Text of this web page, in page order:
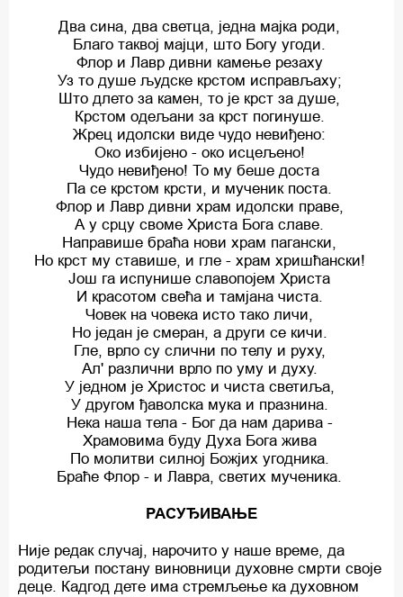
Два сина, два светца, једна мајка роди,
Благо таквој мајци, што Богу угоди.
Флор и Лавр дивни камење резаху
Уз то душе људске крстом исправљаху;
Што длето за камен, то је крст за душе,
Крстом одељани за крст погинуше.
Жрец идолски виде чудо невиђено:
Око избијено - око исцељено!
Чудо невиђено! То му беше доста
Па се крстом крсти, и мученик поста.
Флор и Лавр дивни храм идолски праве,
А у срцу своме Христа Бога славе.
Направише браћа нови храм пагански,
Но крст му ставише, и гле - храм хришћански!
Још га испунише славопојем Христа
И красотом свећа и тамјана чиста.
Човек на човека исто тако личи,
Но један је смеран, а други се кичи.
Гле, врло су слични по телу и руху,
Ал' различни врло по уму и духу.
У једном је Христос и чиста светиља,
У другом ђаволска мука и празнина.
Нека наша тела - Бог да нам дарива -
Храмовима буду Духа Бога жива
По молитви силној Божјих угодника.
Браће Флор - и Лавра, светих мученика.
РАСУЂИВАЊЕ
Није редак случај, нарочито у наше време, да
родитељи постану виновници духовне смрти своје
деце. Кадгод дете има стремљење ка духовном